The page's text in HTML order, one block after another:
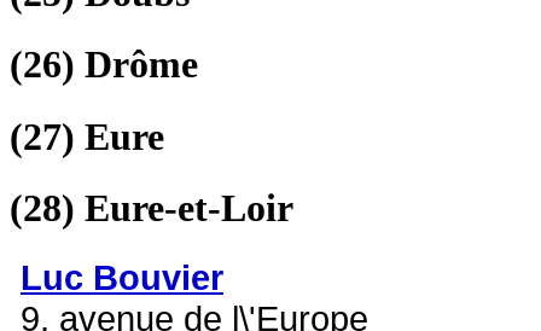
(26) Drôme
(27) Eure
(28) Eure-et-Loir
Luc Bouvier
9, avenue de l\'Europe